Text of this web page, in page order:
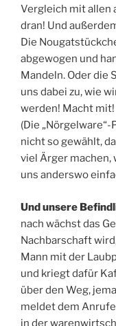
Vergleich mit allen
dran! Und
Die
abgewogen und
Mandeln. Oder die
uns dabei zu, wie
werden! Macht mit!
(Die
nicht so gewählt,
viel Ärger machen,
uns anderswo
Und unsere
nach wächst das
Nachbarschaft
Mann mit der
und kriegt dafür
über den Weg,
meldet dem
in der